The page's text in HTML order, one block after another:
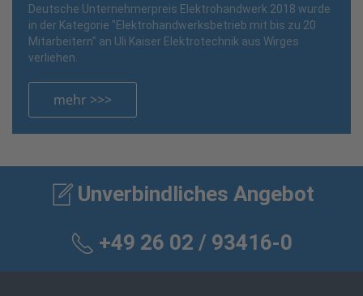
Deutsche Unternehmerpreis Elektrohandwerk 2018 wurde
in der Kategorie "Elektrohandwerksbetrieb mit bis zu 20
Mitarbeitern" an Uli Kaiser Elektrotechnik aus Wirges
verliehen.
mehr >>>
Unverbindliches Angebot
+49 26 02 / 93416-0